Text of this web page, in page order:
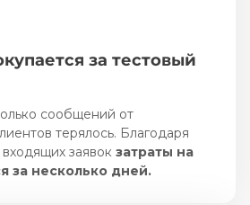
за тестовый
сообщений от
терялось. Благодаря
заявок затраты на
за несколько дней.